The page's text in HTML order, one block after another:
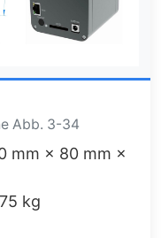
Abb. 3-34
mm × 80 mm ×
kg